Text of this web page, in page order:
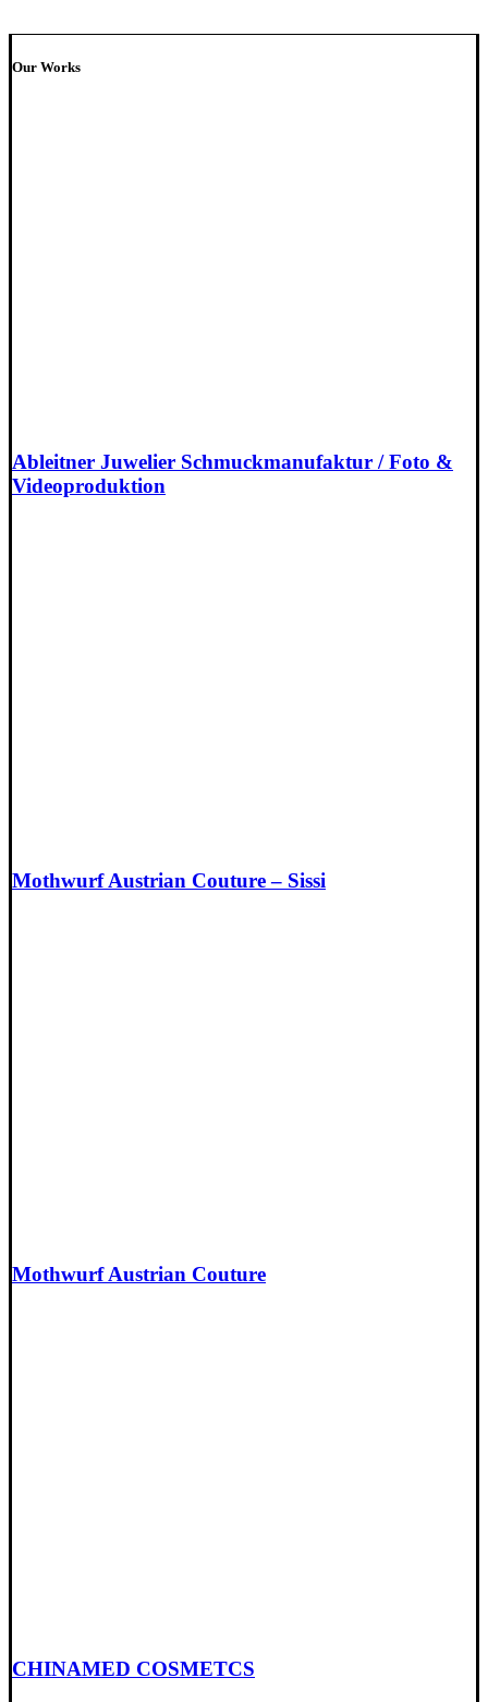
Our Works
Ableitner Juwelier Schmuckmanufaktur / Foto &
Videoproduktion
Mothwurf Austrian Couture – Sissi
Mothwurf Austrian Couture
CHINAMED COSMETCS